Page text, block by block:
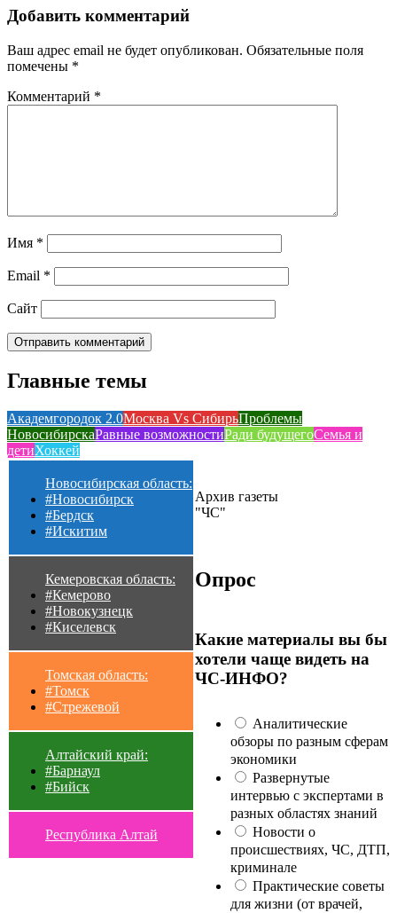
Добавить комментарий
Ваш адрес email не будет опубликован. Обязательные поля
помечены *
Комментарий *
Имя *
Email *
Сайт
Главные темы
Академгородок 2.0Москва Vs СибирьПроблемы
НовосибирскаРавные возможностиРади будущегоСемья и
детиХоккей
Новосибирская область:
#Новосибирск
#Бердск
#Искитим
Кемеровская область:
#Кемерово
#Новокузнецк
#Киселевск
Томская область:
#Томск
#Стрежевой
Алтайский край:
#Барнаул
#Бийск
Республика Алтай
Архив газеты
"ЧС"
Опрос
Какие материалы вы бы
хотели чаще видеть на
ЧС-ИНФО?
Аналитические
обзоры по разным сферам
экономики
Развернутые
интервью с экспертами в
разных областях знаний
Новости о
происшествиях, ЧС, ДТП,
криминале
Практические советы
для жизни (от врачей,